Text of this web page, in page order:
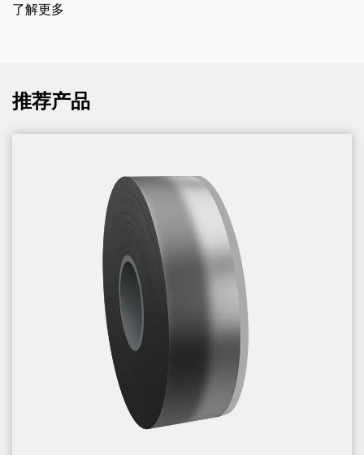
了解更多
推荐产品